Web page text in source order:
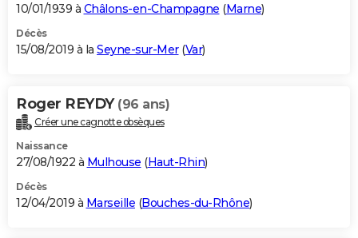
10/01/1939 à Châlons-en-Champagne (Marne)
Décès
15/08/2019 à la Seyne-sur-Mer(Var)
Roger REYDY (96 ans)
Créer une cagnotte obsèques
Naissance
27/08/1922 à Mulhouse (Haut-Rhin)
Décès
12/04/2019 à Marseille (Bouches-du-Rhône)